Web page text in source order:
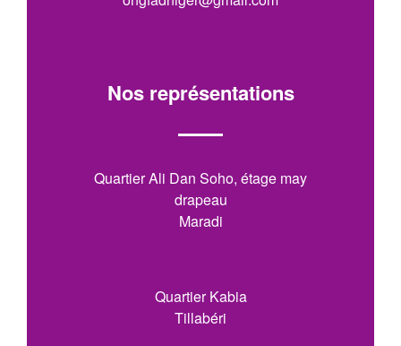
Nos représentations
Quartier Ali Dan Soho, étage may
drapeau
Maradi
Quartier Kabia
Tillabéri